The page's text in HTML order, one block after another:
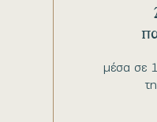
μέσα σε